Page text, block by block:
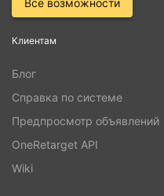
Все возможности
Клиентам
Блог
Справка по системе
Предпросмотр объявлений
OneRetarget API
Wiki